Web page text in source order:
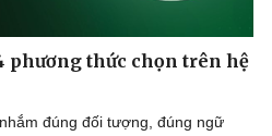
phương thức chọn trên hệ
đúng đối tượng, đúng ngữ